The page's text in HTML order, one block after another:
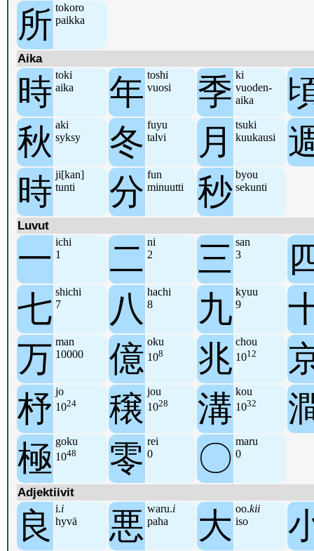
所 tokoro
paikka
Aika
時 toki
aika
年 toshi
vuosi
季 ki
vuoden-
aika
秋 aki
syksy
冬 fuyu
talvi
月
tsuki
kuukausi
時 ji[kan]
tunti
分 fun
minuutti
秒 byou
sekunti
Luvut
一 ichi
1
二 ni
2
三 san
3
七 shichi
7
八
hachi
8
九 kyuu
9
万 man
10000
億 oku
108 兆 chou
1012
杼 jo
1024 穣 jou
1028 溝 kou
1032
極 goku
1048 零 rei
0
〇 maru
0
Adjektiivit
良 i.i
hyvä
悪 waru.i
paha
大 oo.kii
iso